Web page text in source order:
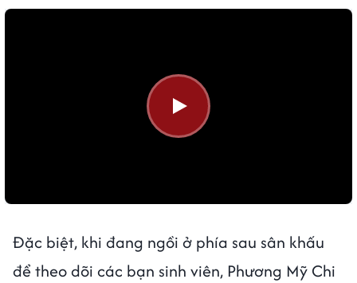
Đặc biệt, khi đang ngồi ở phía sau sân khấu
để theo dõi các bạn sinh viên, Phương Mỹ Chi